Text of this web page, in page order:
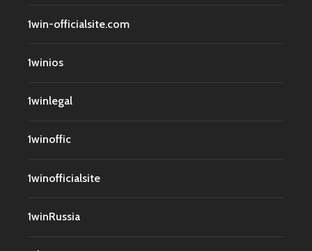
1win-officialsite.com
1winios
1winlegal
1winoffic
1winofficialsite
1winRussia